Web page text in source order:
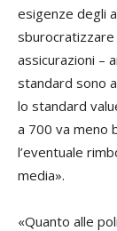
esigenze degli
sburocratizzare
assicurazioni –
standard sono
lo standard
a 700 va meno
l’eventuale
media».
«Quanto alle